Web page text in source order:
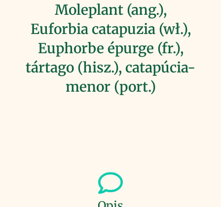
Moleplant (ang.),
Euforbia catapuzia (wł.),
Euphorbe épurge (fr.),
tártago (hisz.), catapúcia-
menor (port.)